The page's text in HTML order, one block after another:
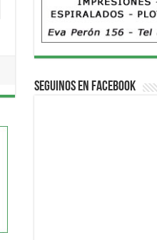
Seguinos en Facebook